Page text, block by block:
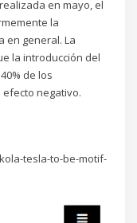
en mayo, el
la
en general. La
la introducción del
de los
negativo.
tesla-to-be-motif-